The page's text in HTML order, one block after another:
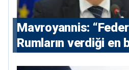
Mavroyannis:
Rumların verdiği en